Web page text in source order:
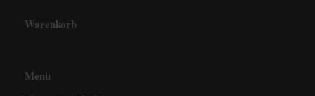
Warenkorb
Menü